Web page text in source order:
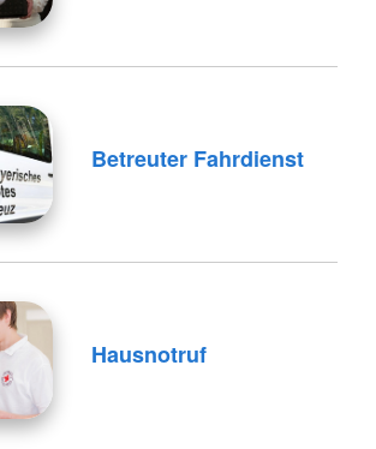
Betreuter Fahrdienst
Hausnotruf